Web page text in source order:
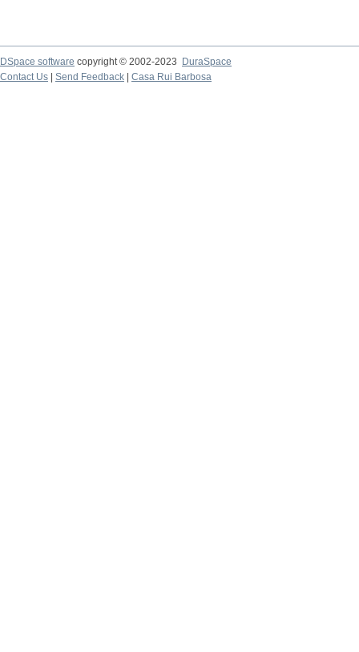
DSpace software copyright © 2002-2023
DuraSpace
Contact Us
Send Feedback Casa Rui Barbosa